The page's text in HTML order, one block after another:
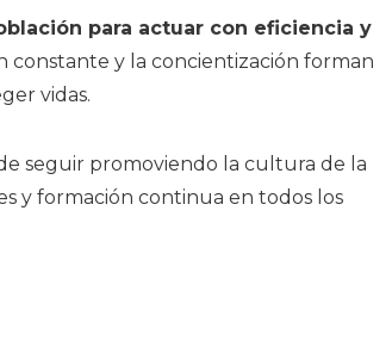
para actuar con eficiencia y
constante y la concientización forman
vidas.
seguir promoviendo la cultura de la
y formación continua en todos los